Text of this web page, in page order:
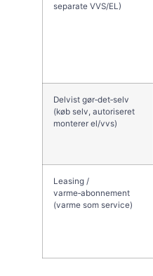
separate VVS/EL)
Delvist gør‑det‑selv
(køb selv, autoriseret
monterer el/vvs)
Leasing /
varme‑abonnement
(varme som service)